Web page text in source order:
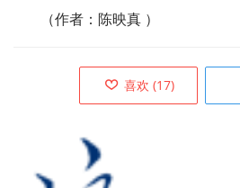
（作者：陈映真 ）
喜欢 (17)